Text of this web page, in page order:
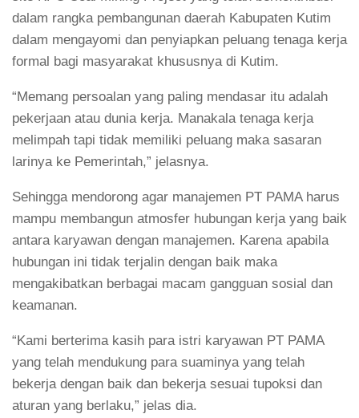
dalam rangka pembangunan daerah Kabupaten Kutim
dalam mengayomi dan penyiapkan peluang tenaga kerja
formal bagi masyarakat khususnya di Kutim.
“Memang persoalan yang paling mendasar itu adalah
pekerjaan atau dunia kerja. Manakala tenaga kerja
melimpah tapi tidak memiliki peluang maka sasaran
larinya ke Pemerintah,” jelasnya.
Sehingga mendorong agar manajemen PT PAMA harus
mampu membangun atmosfer hubungan kerja yang baik
antara karyawan dengan manajemen. Karena apabila
hubungan ini tidak terjalin dengan baik maka
mengakibatkan berbagai macam gangguan sosial dan
keamanan.
“Kami berterima kasih para istri karyawan PT PAMA
yang telah mendukung para suaminya yang telah
bekerja dengan baik dan bekerja sesuai tupoksi dan
aturan yang berlaku,” jelas dia.